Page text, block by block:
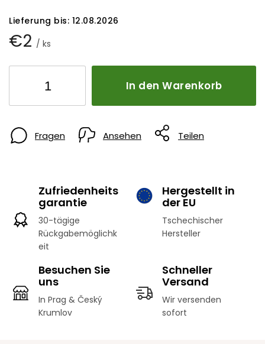
€2 / ks
Lieferung bis: 12.08.2026
In den Warenkorb
Fragen Ansehen Teilen
Zufriedenheits
garantie
30-tägige
Rückgabemöglichk
eit
Hergestellt in
der EU
Tschechischer
Hersteller
Besuchen Sie
uns
In Prag & Český
Krumlov
Schneller
Versand
Wir versenden
sofort